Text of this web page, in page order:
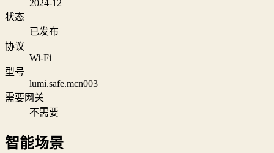
2024-12
状态
已发布
协议
Wi‑Fi
型号
lumi.safe.mcn003
需要网关
不需要
智能场景